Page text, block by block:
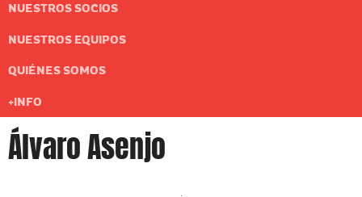
NUESTROS SOCIOS
NUESTROS EQUIPOS
QUIÉNES SOMOS
+INFO
Álvaro Asenjo